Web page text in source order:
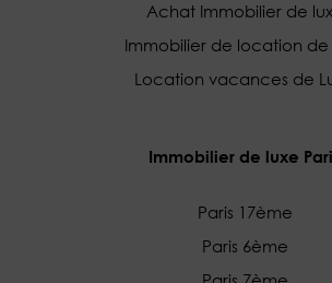
Achat Immobilier de
Immobilier de location de
Location vacances de
Immobilier de luxe
Paris 17ème
Paris 6ème